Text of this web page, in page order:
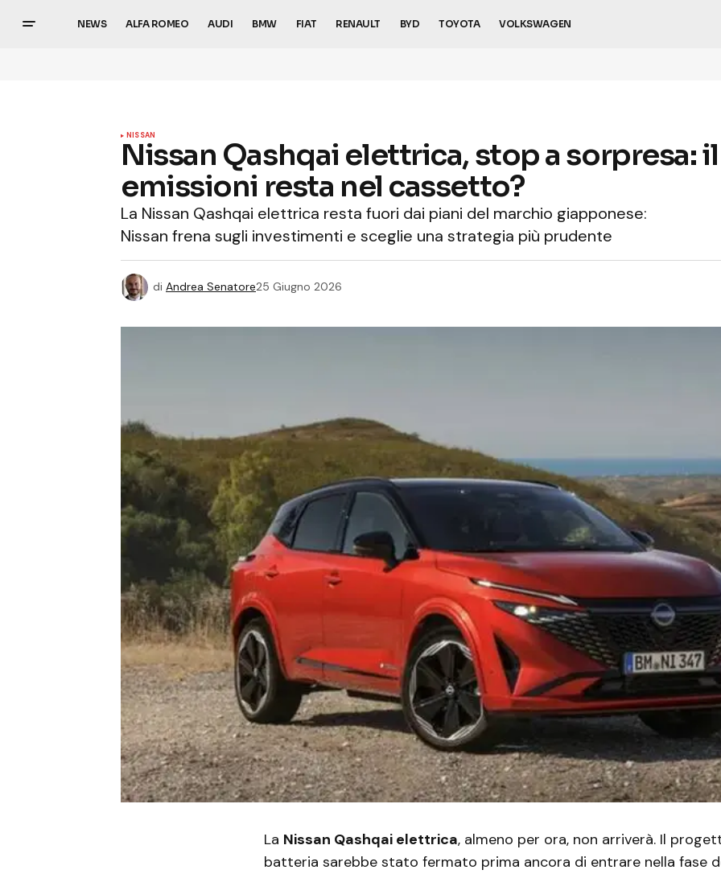
NEWS ALFA ROMEO AUDI BMW FIAT RENAULT BYD TOYOTA VOLKSWAGEN
NISSAN
Nissan Qashqai elettrica, stop a sorpresa: il
emissioni resta nel cassetto?
La Nissan Qashqai elettrica resta fuori dai piani del marchio giapponese:
Nissan frena sugli investimenti e sceglie una strategia più prudente
di Andrea Senatore25 Giugno 2026
La Nissan Qashqai elettrica, almeno per ora, non arriverà. Il
batteria sarebbe stato fermato prima ancora di entrare nella fase